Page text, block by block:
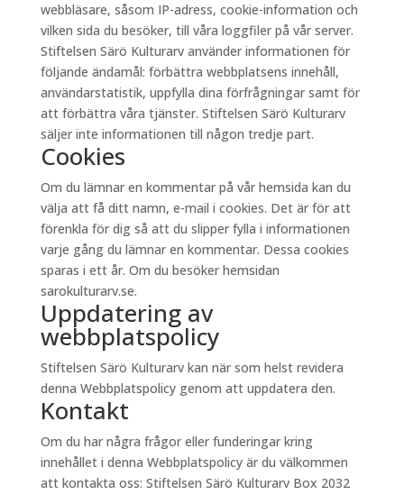
webbläsare, såsom IP-adress, cookie-information och
vilken sida du besöker, till våra loggfiler på vår server.
Stiftelsen Särö Kulturarv använder informationen för
följande ändamål: förbättra webbplatsens innehåll,
användarstatistik, uppfylla dina förfrågningar samt för
att förbättra våra tjänster. Stiftelsen Särö Kulturarv
säljer inte informationen till någon tredje part.
Cookies
Om du lämnar en kommentar på vår hemsida kan du
välja att få ditt namn, e-mail i cookies. Det är för att
förenkla för dig så att du slipper fylla i informationen
varje gång du lämnar en kommentar. Dessa cookies
sparas i ett år. Om du besöker hemsidan
sarokulturarv.se.
Uppdatering av
webbplatspolicy
Stiftelsen Särö Kulturarv kan när som helst revidera
denna Webbplatspolicy genom att uppdatera den.
Kontakt
Om du har några frågor eller funderingar kring
innehållet i denna Webbplatspolicy är du välkommen
att kontakta oss: Stiftelsen Särö Kulturarv Box 2032